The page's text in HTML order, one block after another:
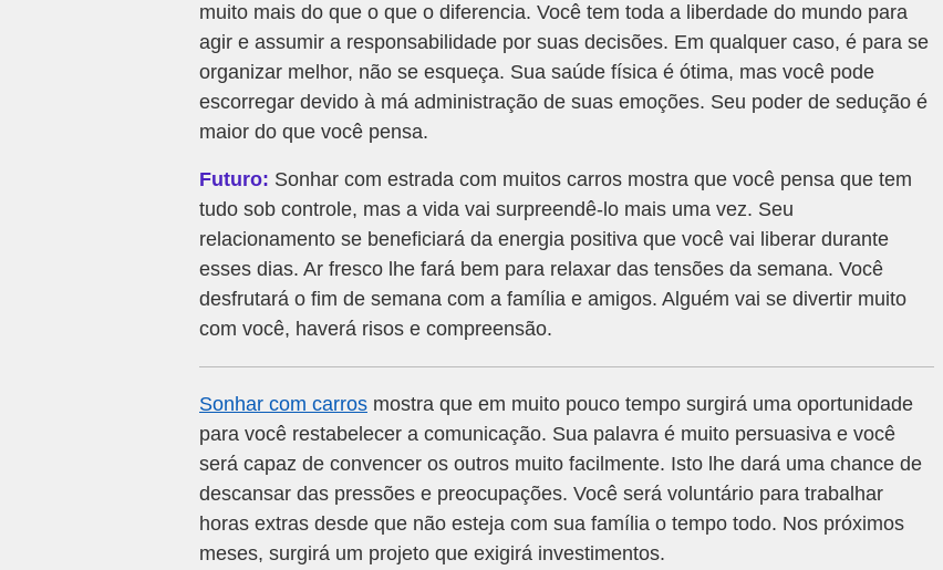
muito mais do que o que o diferencia. Você tem toda a liberdade do mundo para
agir e assumir a responsabilidade por suas decisões. Em qualquer caso, é para se
organizar melhor, não se esqueça. Sua saúde física é ótima, mas você pode
escorregar devido à má administração de suas emoções. Seu poder de sedução é
maior do que você pensa.
Futuro: Sonhar com estrada com muitos carros mostra que você pensa que tem
tudo sob controle, mas a vida vai surpreendê-lo mais uma vez. Seu
relacionamento se beneficiará da energia positiva que você vai liberar durante
esses dias. Ar fresco lhe fará bem para relaxar das tensões da semana. Você
desfrutará o fim de semana com a família e amigos. Alguém vai se divertir muito
com você, haverá risos e compreensão.
Sonhar com carros mostra que em muito pouco tempo surgirá uma oportunidade
para você restabelecer a comunicação. Sua palavra é muito persuasiva e você
será capaz de convencer os outros muito facilmente. Isto lhe dará uma chance de
descansar das pressões e preocupações. Você será voluntário para trabalhar
horas extras desde que não esteja com sua família o tempo todo. Nos próximos
meses, surgirá um projeto que exigirá investimentos.